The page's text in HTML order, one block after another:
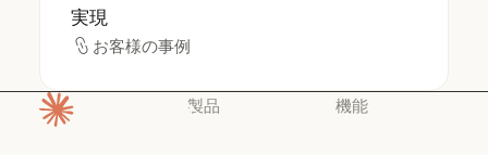
実現
お客様の事例
お客様の事例
製品 機能